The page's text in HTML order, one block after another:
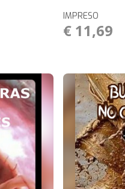
IMPRESO
€ 11,69